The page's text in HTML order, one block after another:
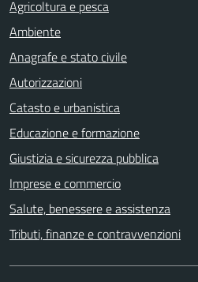
Agricoltura e pesca
Ambiente
Anagrafe e stato civile
Autorizzazioni
Catasto e urbanistica
Educazione e formazione
Giustizia e sicurezza pubblica
Imprese e commercio
Salute, benessere e assistenza
Tributi, finanze e contravvenzioni